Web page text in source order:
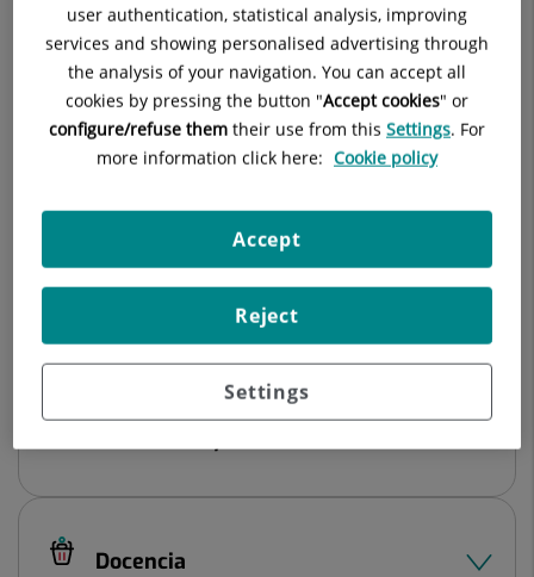
28006 Madrid
910 687 999
Datos del profesional
Experiencia profesional
Docencia
user authentication, statistical analysis, improving
services and showing personalised advertising through
the analysis of your navigation. You can accept all
cookies by pressing the button "Accept cookies" or
configure/refuse them their use from this Settings. For
more information click here: Cookie policy
Settings
Reject
Accept